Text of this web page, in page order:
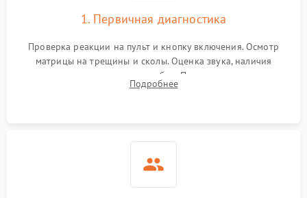
1. Первичная диагностика
Проверка реакции на пульт и кнопку включения. Осмотр
матрицы на трещины и сколы. Оценка звука, наличия
подсветки и индикаторов ошибок. Подключение тестовых
источников сигнала для выявления симптомов поломки.
Подробнее